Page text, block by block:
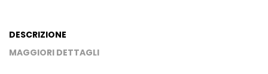
DESCRIZIONE
MAGGIORI DETTAGLI